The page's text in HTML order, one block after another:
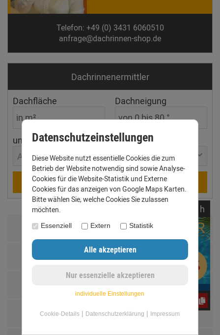
Telefon: +49 (0) 3431 6060510
anfrage@dachrinnen-shop.de
Dachrinnen­ermittler
Dachfläche Dachneigung
ungefährer Ort
Aachen
Berechnen
Zahlung & Versand
Datenschutz
Impressum
h
Datenschutzeinstellungen
Diese Website nutzt essentielle Cookies die zum
Betrieb der Website notwendig sind sowie Analyse-
Cookies für die Website-Statistik und Externe
Cookies für das anzeigen von Google Maps Karten.
Bitte wählen Sie, welche Cookies Sie zulassen
möchten.
Essenziell Extern Statistik
individuelle Einstellungen
Cookie-Details | Datenschutzerklärung | Impressum